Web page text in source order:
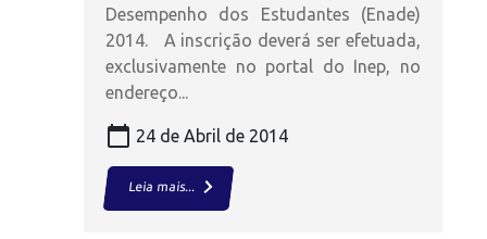
Desempenho dos Estudantes (Enade)
2014. A inscrição deverá ser efetuada,
exclusivamente no portal do Inep, no
endereço...
calendar_today 24 de Abril de 2014
Leia mais...keyboard_arrow_right